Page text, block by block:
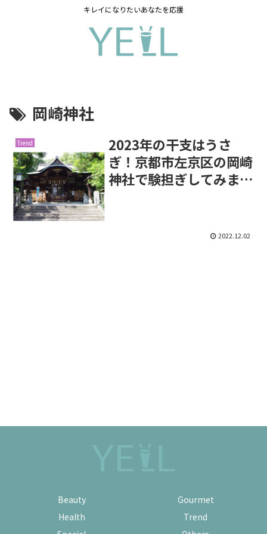
キレイになりたいあなたを応援
岡崎神社
Trend
2023年の干支はうさ
ぎ！京都市左京区の岡崎
神社で験担ぎしてみませ
2022.12.02
Beauty
Gourmet
Health
Trend